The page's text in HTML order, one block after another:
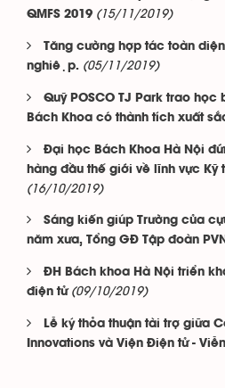
QMFS 2019 (15/11/2019)
Tăng cường hợp tác toàn
nghiệp. (05/11/2019)
Quỹ POSCO TJ Park trao học
Bách Khoa có thành tích xuất
Đại học Bách Khoa Hà Nội
hàng đầu thế giới về lĩnh vực Kỹ
(16/10/2019)
Sáng kiến giúp Trường của
năm xưa, Tổng GĐ Tập đoàn
ĐH Bách khoa Hà Nội triển
điện tử (09/10/2019)
Lễ ký thỏa thuận tài trợ giữa
Innovations và Viện Điện tử -